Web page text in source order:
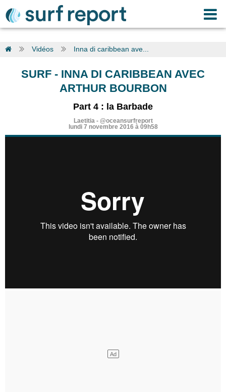
Vidéos Inna di caribbean ave...
SURF - INNA DI CARIBBEAN AVEC
ARTHUR BOURBON
Part 4 : la Barbade
Laetitia- @oceansurfreport
lundi 7 novembre 2016 à 09h58